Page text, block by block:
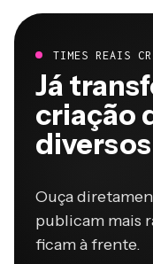
TIMES REAIS
Já
criação
Ouça
publicam mais
ficam à frente.